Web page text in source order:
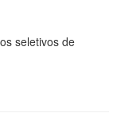
seletivos de